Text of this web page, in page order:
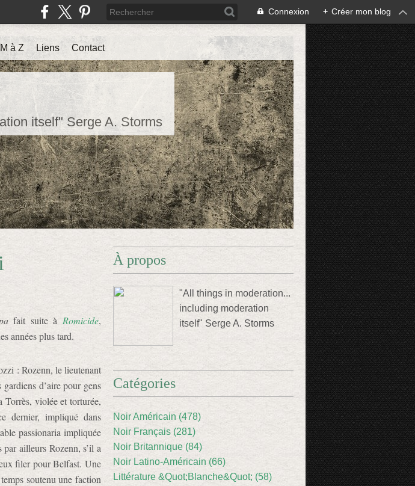
Connexion + Créer mon blog
itself" Serge A. Storms
à Z Liens Contact
fait suite à Romicide,
années plus tard.
: Rozenn, le lieutenant
d’aire pour gens
Torrès, violée et torturée,
dernier, impliqué dans
passionaria impliquée
ailleurs Rozenn, s’il a
filer pour Belfast. Une
soutenu une faction
À propos
"All things in moderation...
including moderation
itself" Serge A. Storms
Catégories
Noir Américain (478)
Noir Français (281)
Noir Britannique (84)
Noir Latino-Américain (66)
Littérature &Quot;Blanche&Quot; (58)